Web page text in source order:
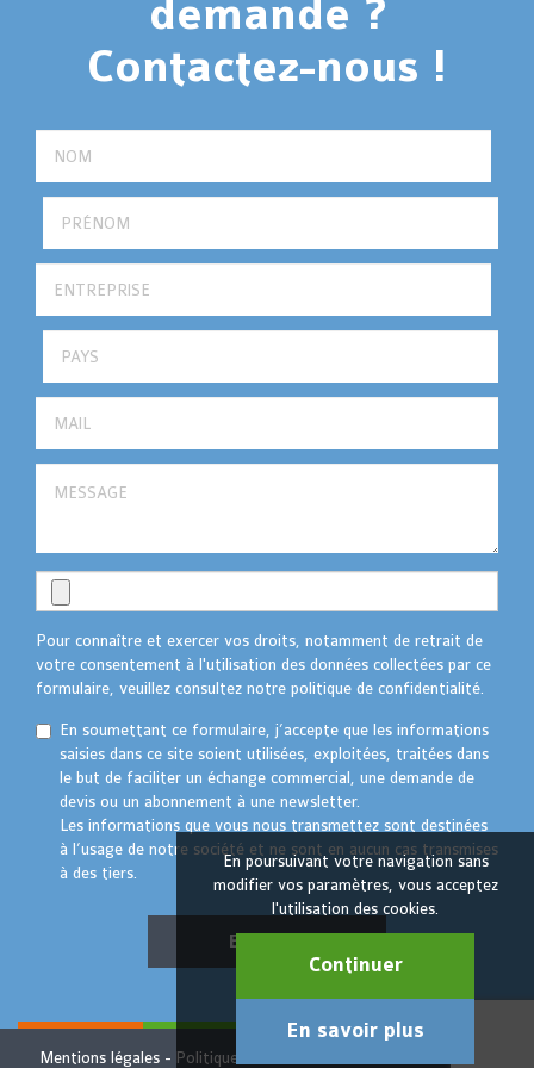
demande ?
Contactez-nous !
Pour connaître et exercer vos droits, notamment de retrait de
votre consentement à l'utilisation des données collectées par ce
formulaire, veuillez consultez notre politique de confidentialité.
En soumettant ce formulaire, j’accepte que les informations
saisies dans ce site soient utilisées, exploitées, traitées dans
le but de faciliter un échange commercial, une demande de
devis ou un abonnement à une newsletter.
Les informations que vous nous transmettez sont destinées
à l’usage de notre société et ne sont en aucun cas transmises
à des tiers.
Envoyer
Mentions légales Politique de confidentialité
En poursuivant votre navigation sans
modifier vos paramètres, vous acceptez
l'utilisation des cookies.
Continuer
En savoir plus